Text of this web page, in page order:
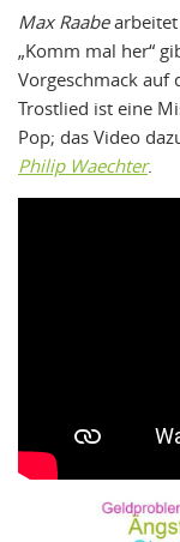
Max Raabearbeitet
„Komm mal her“
Vorgeschmack auf
Trostlied ist eine
Pop; das Video
Philip Waechter.